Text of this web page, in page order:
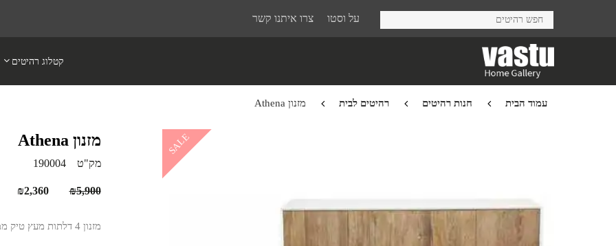
על וסטו צרו איתנו קשר
קטלוג רהיטים
עמוד הבית חנות רהיטים רהיטים לבית מזנון Athena
SALE מזנון Athena
מק"ט 190004
₪5,900
המחיר
היה:
₪2,360
מזנון 4 דלתות מעץ טיק ממוחזר עם מסגרת לבנה